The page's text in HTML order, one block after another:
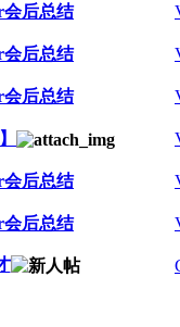
会后总结
会后总结
会后总结
会后总结
会后总结